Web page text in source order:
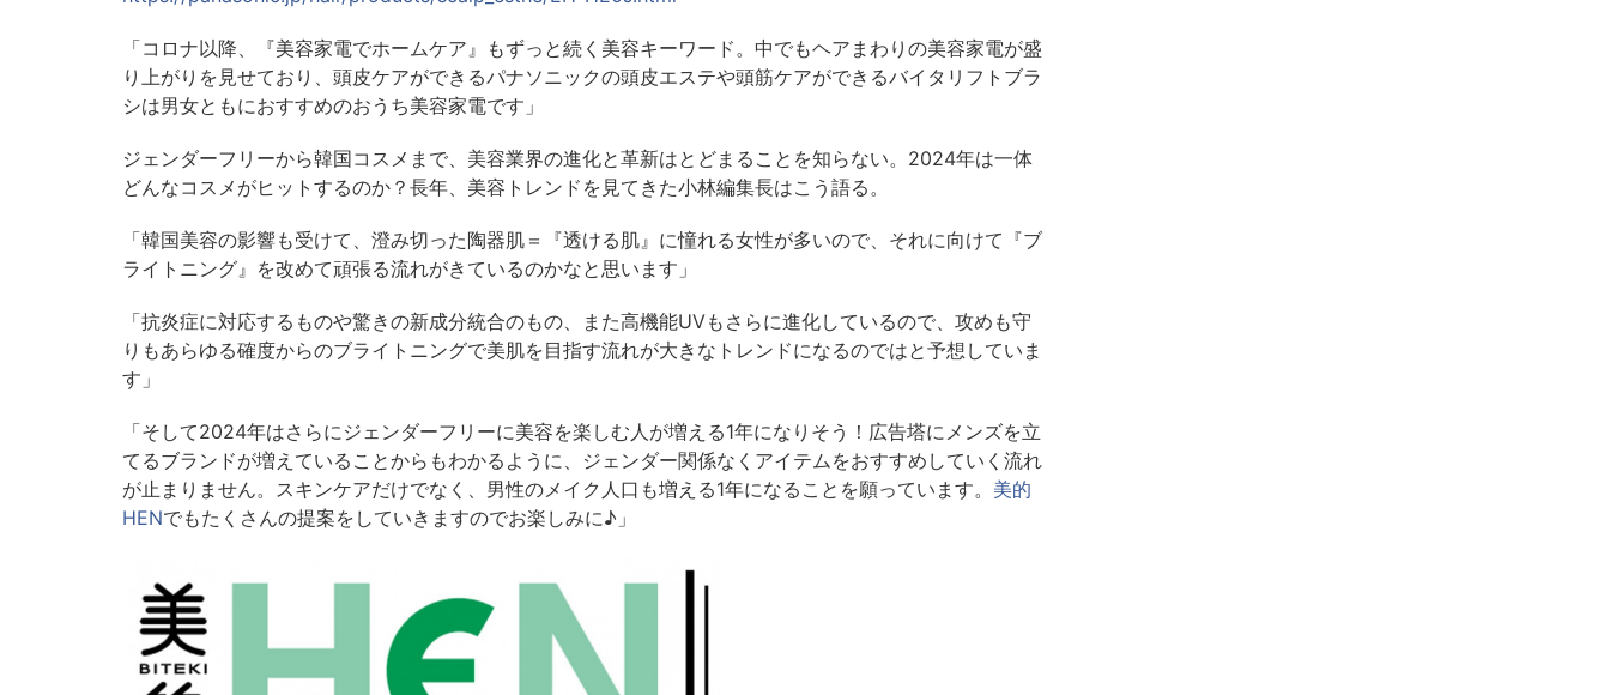
「コロナ以降、『美容家電でホームケア』もずっと続く美容キーワード。中でもヘアまわりの美容家電が盛
り上がりを見せており、頭皮ケアができるパナソニックの頭皮エステや頭筋ケアができるバイタリフトブラ
シは男女ともにおすすめのおうち美容家電です」
ジェンダーフリーから韓国コスメまで、美容業界の進化と革新はとどまることを知らない。2024年は一体
どんなコスメがヒットするのか？長年、美容トレンドを見てきた小林編集長はこう語る。
「韓国美容の影響も受けて、澄み切った陶器肌＝『透ける肌』に憧れる女性が多いので、それに向けて『ブ
ライトニング』を改めて頑張る流れがきているのかなと思います」
「抗炎症に対応するものや驚きの新成分統合のもの、また高機能UVもさらに進化しているので、攻めも守
りもあらゆる確度からのブライトニングで美肌を目指す流れが大きなトレンドになるのではと予想していま
す」
「そして2024年はさらにジェンダーフリーに美容を楽しむ人が増える1年になりそう！広告塔にメンズを立
てるブランドが増えていることからもわかるように、ジェンダー関係なくアイテムをおすすめしていく流れ
が止まりません。スキンケアだけでなく、男性のメイク人口も増える1年になることを願っています。 美的
HENでもたくさんの提案をしていきますのでお楽しみに♪」